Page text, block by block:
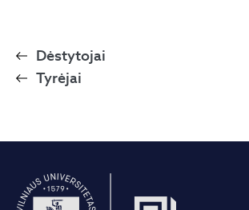
Dėstytojai
Tyrėjai